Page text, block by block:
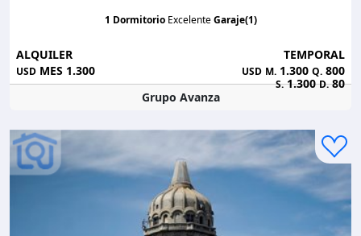
1 Dormitorio ExcelenteGaraje(1)
ALQUILER
USD MES 1.300
TEMPORAL
USD M. 1.300 Q. 800
S.1.300 D.80
Grupo Avanza